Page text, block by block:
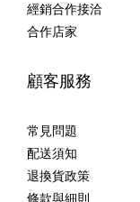
經銷合作接洽
合作店家
顧客服務
常見問題
配送須知
退換貨政策
條款與細則